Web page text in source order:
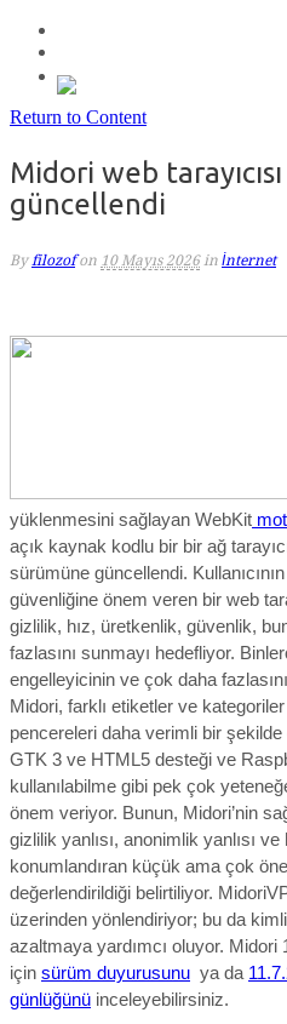
Return to Content
Midori web
güncellendi
By filozof on 10 Mayıs 2026 in İnternet
yüklenmesini sağlayan WebKit
açık kaynak kodlu bir bir ağ
sürümüne güncellendi. Kullanıcının
güvenliğine önem veren bir web
gizlilik, hız, üretkenlik, güvenlik,
fazlasını sunmayı hedefliyor.
engelleyicinin ve çok daha
Midori, farklı etiketler ve
pencereleri daha verimli bir
GTK 3 ve HTML5 desteği ve
kullanılabilme gibi pek çok
önem veriyor. Bunun, Midori’nin
gizlilik yanlısı, anonimlik yanlısı
konumlandıran küçük ama çok
değerlendirildiği belirtiliyor.
üzerinden yönlendiriyor; bu da
azaltmaya yardımcı oluyor. Midori
için sürüm duyurusunu ya da
günlüğünü inceleyebilirsiniz.